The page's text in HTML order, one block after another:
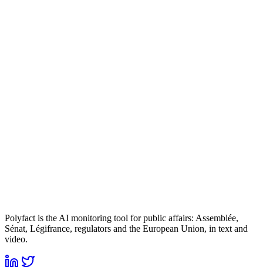
Polyfact is the AI monitoring tool for public affairs: Assemblée,
Sénat, Légifrance, regulators and the European Union, in text and
video.